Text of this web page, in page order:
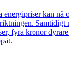
energipriser kan nå
Samtidigt
fyra kronor